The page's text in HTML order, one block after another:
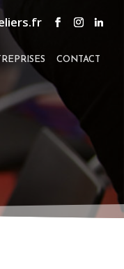
CONTACT